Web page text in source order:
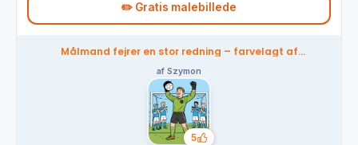
✏️ Gratis malebillede
Målmand fejrer en stor redning – farvelagt af
af Szymon
5